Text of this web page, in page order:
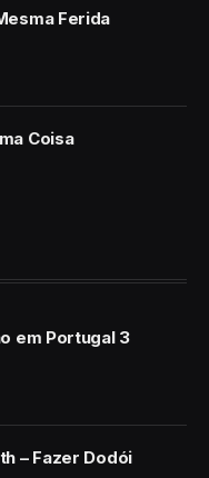
Ferida
Coisa
em Portugal 3
– Fazer Dodói